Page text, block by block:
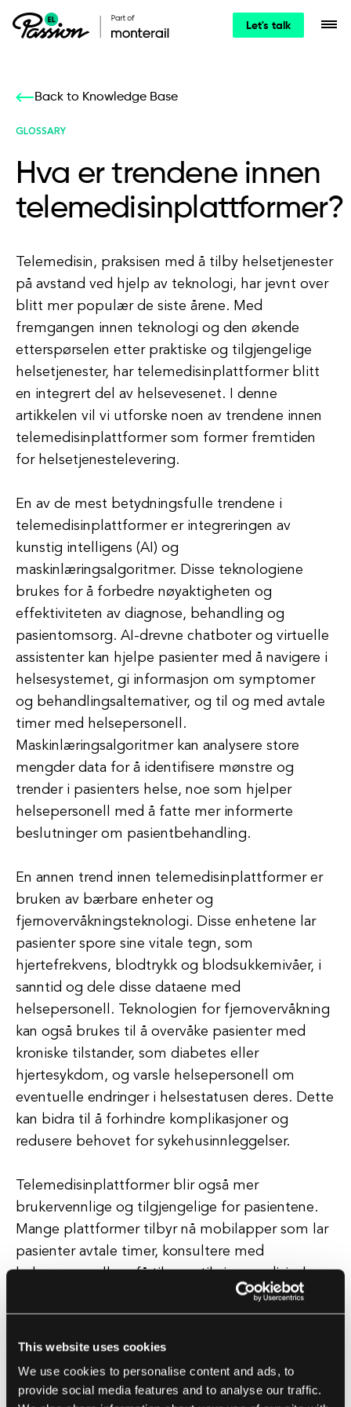
This website uses cookies
We use cookies to personalise content and ads, to
provide social media features and to analyse our traffic.
Let's talk
Back to Knowledge Base
GLOSSARY
Hva er trendene innen
telemedisinplattformer?
Telemedisin, praksisen med å tilby helsetjenester
på avstand ved hjelp av teknologi, har jevnt over
blitt mer populær de siste årene. Med
fremgangen innen teknologi og den økende
etterspørselen etter praktiske og tilgjengelige
helsetjenester, har telemedisinplattformer blitt
en integrert del av helsevesenet. I denne
artikkelen vil vi utforske noen av trendene innen
telemedisinplattformer som former fremtiden
for helsetjenestelevering.
En av de mest betydningsfulle trendene i
telemedisinplattformer er integreringen av
kunstig intelligens (AI) og
maskinlæringsalgoritmer. Disse teknologiene
brukes for å forbedre nøyaktigheten og
effektiviteten av diagnose, behandling og
pasientomsorg. AI-drevne chatboter og virtuelle
assistenter kan hjelpe pasienter med å navigere i
helsesystemet, gi informasjon om symptomer
og behandlingsalternativer, og til og med avtale
timer med helsepersonell.
Maskinlæringsalgoritmer kan analysere store
mengder data for å identifisere mønstre og
trender i pasienters helse, noe som hjelper
helsepersonell med å fatte mer informerte
beslutninger om pasientbehandling.
En annen trend innen telemedisinplattformer er
bruken av bærbare enheter og
fjernovervåkningsteknologi. Disse enhetene lar
pasienter spore sine vitale tegn, som
hjertefrekvens, blodtrykk og blodsukkernivåer, i
sanntid og dele disse dataene med
helsepersonell. Teknologien for fjernovervåkning
kan også brukes til å overvåke pasienter med
kroniske tilstander, som diabetes eller
hjertesykdom, og varsle helsepersonell om
eventuelle endringer i helsestatusen deres. Dette
kan bidra til å forhindre komplikasjoner og
redusere behovet for sykehusinnleggelser.
Telemedisinplattformer blir også mer
brukervennlige og tilgjengelige for pasientene.
Mange plattformer tilbyr nå mobilapper som lar
pasienter avtale timer, konsultere med
helsepersonell og få tilgang til sine medisinske
journaler fra smarttelefoner eller nettbrett.
Videokonsultasjoner blir også mer vanlige, slik at
pasienter kan motta medisinsk rådgivning og
Disse fremskrittene innen telemedisinteknologi